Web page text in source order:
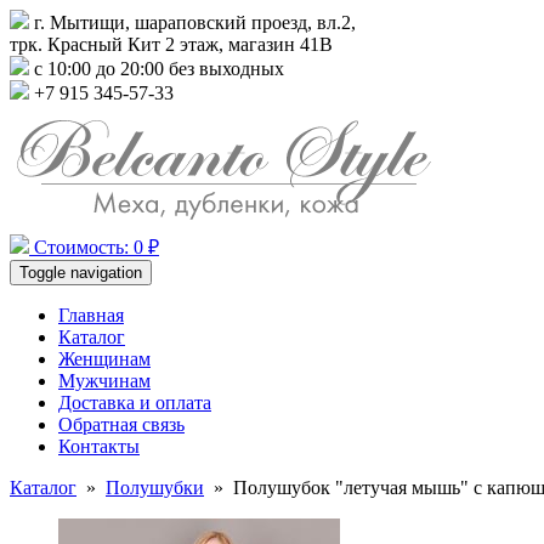
г. Мытищи, шараповский проезд, вл.2,
трк. Красный Кит 2 этаж, магазин 41В
с 10:00 до 20:00 без выходных
+7 915 345-57-33
Стоимость: 0 ₽
Toggle navigation
Главная
Каталог
Женщинам
Мужчинам
Доставка и оплата
Обратная связь
Контакты
Каталог » Полушубки » Полушубок "летучая мышь" с